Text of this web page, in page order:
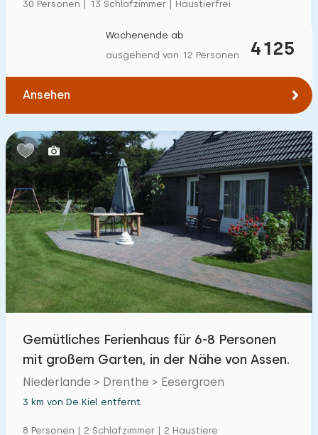
30 Personen | 13 Schlafzimmer | Haustierfrei
4125
Wochenende ab
ausgehend von 12 Personen
Ansehen
Gemütliches Ferienhaus für 6-8 Personen
mit großem Garten, in der Nähe von Assen.
Niederlande > Drenthe > Eesergroen
3 km von De Kiel entfernt
8 Personen | 2 Schlafzimmer | 2 Haustiere